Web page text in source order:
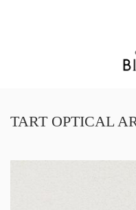
TART OPTICAL